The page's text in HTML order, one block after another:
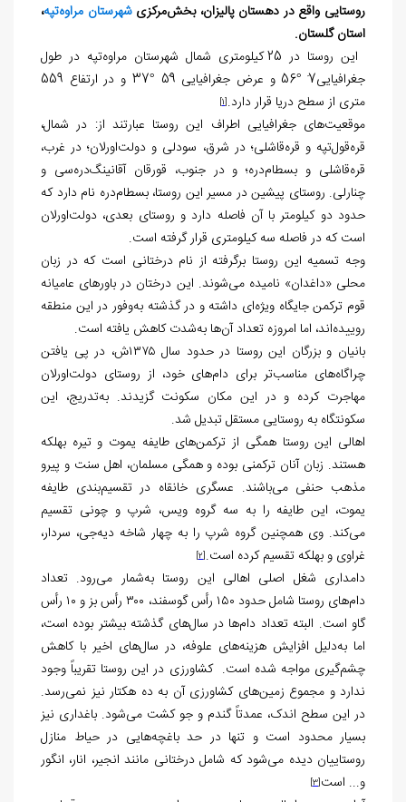
روستایی واقع در دهستان‌ پالیزان، بخش‌مرکزیشهرستان مراوه‌تپه،
استان گلستان.
این روستا در 25 کیلومتری شمال شهرستان مراوه‌تپه در طول
جغرافیایی7َ °56 و عرض جغرافیایی 59َ °37 و در ارتفاع 559
متری از سطح دریا قرار دارد.[1]
موقعیت‌های جغرافیایی اطراف این روستا عبارتند از: در شمال،
قره‌قول‌تپه و قره‌قاشلی؛ در شرق، سودلی و دولت‌اورلان؛ در غرب،
قره‌قاشلی و بسطام‌دره؛ و در جنوب، قورقان آقانینگ‌دره‌سی و
چنارلی. روستای پیشین در مسیر این روستا، بسطام‌دره نام دارد که
حدود دو کیلومتر با آن فاصله دارد و روستای بعدی، دولت‌اورلان
است که در فاصله سه کیلومتری قرار گرفته است.
وجه تسمیه این روستا برگرفته از نام درختانی است که در زبان
محلی «داغدان» نامیده می‌شوند. این درختان در باورهای عامیانه
قوم ترکمن جایگاه ویژه‌ای داشته و در گذشته به‌وفور در این منطقه
روییده‌اند، اما امروزه تعداد آن‌ها به‌شدت کاهش یافته است.
بانیان و بزرگان این روستا در حدود سال ۱۳۷۵ش، در پی یافتن
چراگاه‌های مناسب‌تر برای دام‌های خود، از روستای دولت‌اورلان
مهاجرت کرده و در این مکان سکونت گزیدند. به‌تدریج، این
سکونتگاه به روستایی مستقل تبدیل شد.
اهالی این روستا همگی از ترکمن‌های طایفه یموت و تیره بهلکه
هستند. زبان آنان ترکمنی بوده و همگی مسلمان، اهل سنت و پیرو
مذهب حنفی می‌باشند. عسگری خانقاه در تقسیم‌بندی طایفه
یموت، این طایفه را به سه گروه ویس، شرپ و چونی تقسیم
می‌کند. وی همچنین گروه شرپ را به چهار شاخه‌ دیه‌جی، سردار،
غراوی و بهلکه تقسیم کرده است.[2]
دامداری شغل اصلی اهالی این روستا به‌شمار می‌رود. تعداد
دام‌های روستا شامل حدود ۱۵۰ رأس گوسفند، ۳۰۰ رأس بز و ۱۰ رأس
گاو است. البته تعداد دام‌ها در سال‌های گذشته بیشتر بوده است،
اما به‌دلیل افزایش هزینه‌های علوفه، در سال‌های اخیر با کاهش
چشم‌گیری مواجه شده است. کشاورزی در این روستا تقریباً وجود
ندارد و مجموع زمین‌های کشاورزی آن به ده هکتار نیز نمی‌رسد.
در این سطح اندک، عمدتاً گندم و جو کشت می‌شود. باغداری نیز
بسیار محدود است و تنها در حد باغچه‌هایی در حیاط منازل
روستاییان دیده می‌شود که شامل درختانی مانند انجیر، انار، انگور
و... است[3]